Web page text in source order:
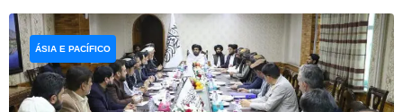
ÁSIA E PACÍFICO